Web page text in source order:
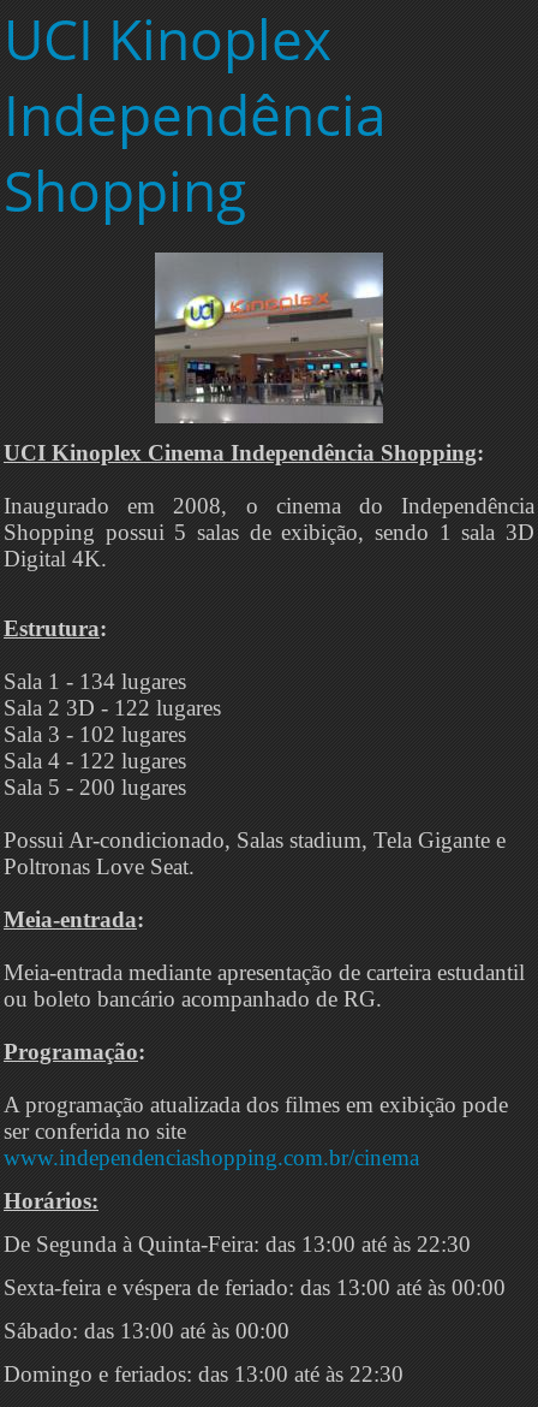
UCI Kinoplex
Independência
Shopping
UCI Kinoplex Cinema Independência Shopping:
Inaugurado em 2008, o cinema do Independência
Shopping possui 5 salas de exibição, sendo 1 sala 3D
Digital 4K.
Estrutura:
Sala 1 - 134 lugares
Sala 2 3D - 122 lugares
Sala 3 - 102 lugares
Sala 4 - 122 lugares
Sala 5 - 200 lugares
Possui Ar-condicionado, Salas stadium, Tela Gigante e
Poltronas Love Seat.
Meia-entrada:
Meia-entrada mediante apresentação de carteira estudantil
ou boleto bancário acompanhado de RG.
Programação:
A programação atualizada dos filmes em exibição pode
ser conferida no site
www.independenciashopping.com.br/cinema
Horários:
De Segunda à Quinta-Feira: das 13:00 até às 22:30
Sexta-feira e véspera de feriado: das 13:00 até às 00:00
Sábado: das 13:00 até às 00:00
Domingo e feriados: das 13:00 até às 22:30